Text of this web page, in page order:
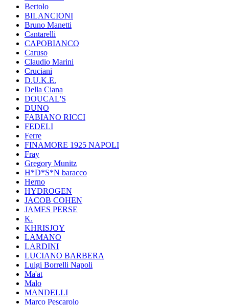
Bertolo
BILANCIONI
Bruno Manetti
Cantarelli
CAPOBIANCO
Caruso
Claudio Marini
Cruciani
D.U.K.E.
Della Ciana
DOUCAL'S
DUNO
FABIANO RICCI
FEDELI
Ferre
FINAMORE 1925 NAPOLI
Fray
Gregory Munitz
H*D*S*N baracco
Herno
HYDROGEN
JACOB COHEN
JAMES PERSE
K.
KHRISJOY
LAMANO
LARDINI
LUCIANO BARBERA
Luigi Borrelli Napoli
Ma'at
Malo
MANDELLI
Marco Pescarolo